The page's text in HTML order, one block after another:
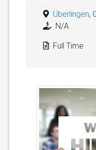
Überlingen,
N/A
Full Time